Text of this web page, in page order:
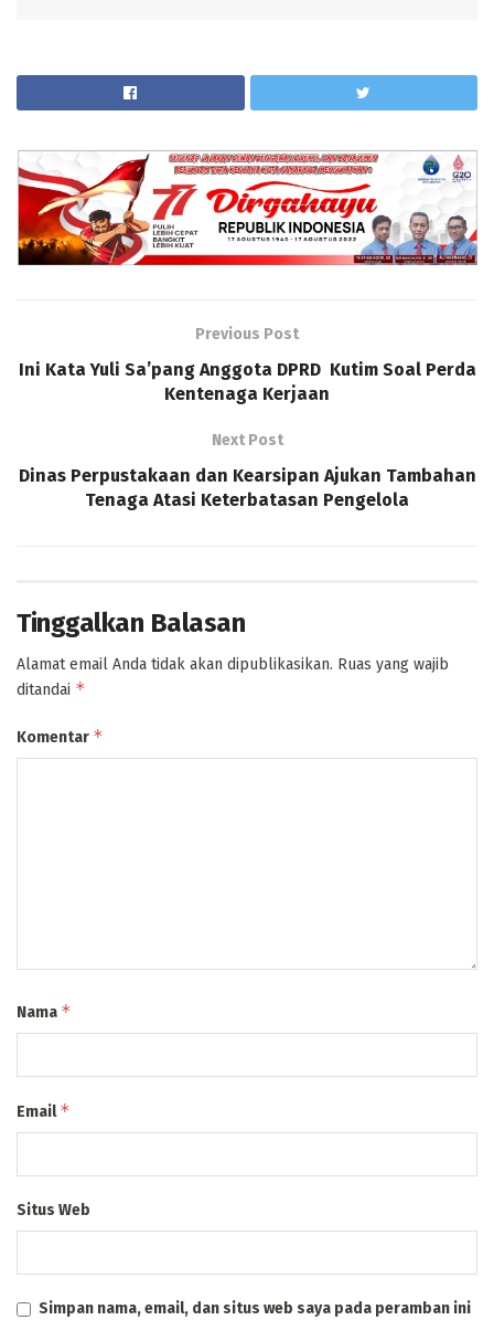
Previous Post
Ini Kata Yuli Sa’pang Anggota DPRD Kutim Soal Perda
Kentenaga Kerjaan
Next Post
Dinas Perpustakaan dan Kearsipan Ajukan Tambahan
Tenaga Atasi Keterbatasan Pengelola
Tinggalkan Balasan
Alamat email Anda tidak akan dipublikasikan. Ruas yang wajib
ditandai *
Komentar *
Nama *
Email*
Situs Web
Simpan nama, email, dan situs web saya pada peramban ini